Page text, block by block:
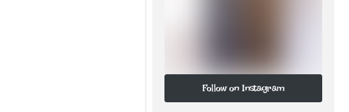
Follow on Instagram
Follow on Instagram